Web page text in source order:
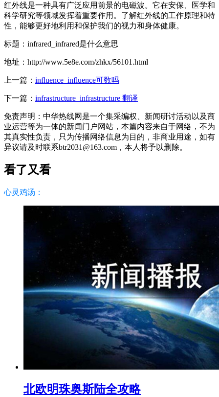
红外线是一种具有广泛应用前景的电磁波。它在安保、医学和
科学研究等领域发挥着重要作用。了解红外线的工作原理和特
性，能够更好地利用和保护我们的视力和身体健康。
标题：infrared_infrared是什么意思
地址：http://www.5e8e.com/zhkx/56101.html
上一篇： influence_influence可数吗
下一篇： infrastructure_infrastructure 翻译
免责声明：中华热线网是一个集采编权、新闻研讨活动以及商
业运营等为一体的新闻门户网站，本篇内容来自于网络，不为
其真实性负责，只为传播网络信息为目的，非商业用途，如有
异议请及时联系btr2031@163.com，本人将予以删除。
看了又看
心灵鸡汤：
北欧明珠奥斯陆全攻略